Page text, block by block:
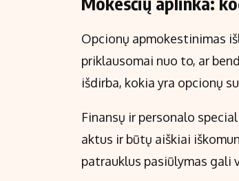
Opcionų apmokestinimas
priklausomai nuo to, ar
išdirba, kokia yra opcionų
Finansų ir personalo
aktus ir būtų aiškiai
patrauklus pasiūlymas